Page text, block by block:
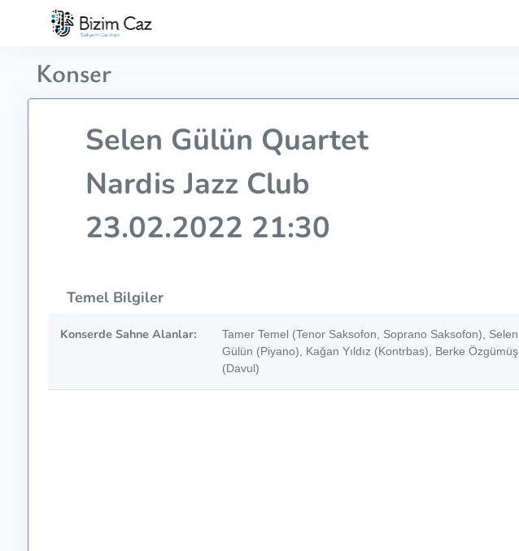
Konser
Selen Gülün Quartet
Nardis Jazz Club
23.02.2022 21:30
Temel Bilgiler
Konserde Sahne Alanlar:
Tamer Temel (Tenor Saksofon, Soprano Saksofon), Selen
Gülün (Piyano), Kağan Yıldız (Kontrbas), Berke Özgümüş
(Davul)